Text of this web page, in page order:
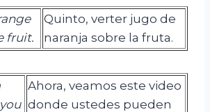
fruit.
Quinto, verter jugo de
naranja sobre la fruta.
Ahora, veamos este video
donde ustedes pueden